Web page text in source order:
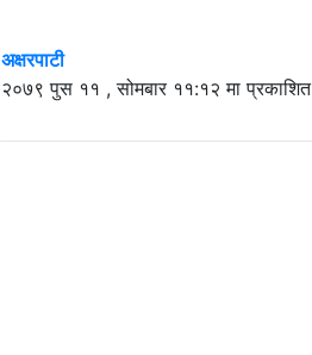
अक्षरपाटी
२०७९ पुस ११ , सोमबार ११:१२ मा प्रकाशित